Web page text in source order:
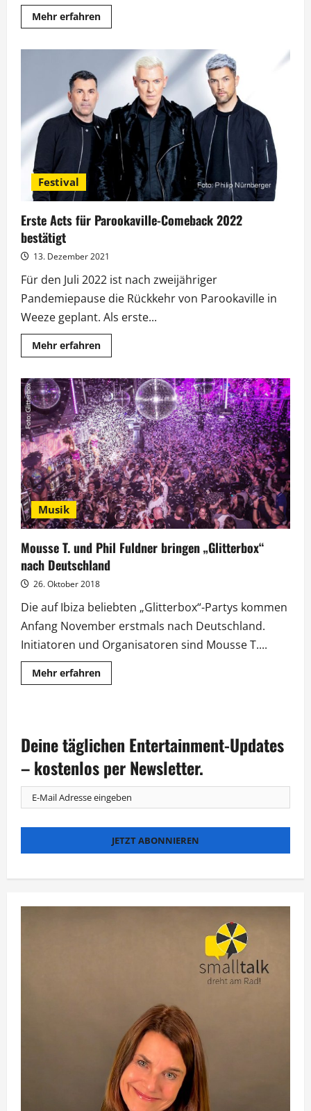
Mehr erfahrenMehr
Informationen
Garvey
moderiert
„New
Pop
Special“
Festival
Erste Acts für Parookaville-Comeback 2022
bestätigt
13. Dezember 2021
Für den Juli 2022 ist nach zweijähriger
Pandemiepause die Rückkehr von Parookaville in
Weeze geplant. Als erste...
Mehr erfahrenMehr
Informationen
Acts
für
Parookaville-
Comeback
2022
bestätigt
Musik
Mousse T. und Phil Fuldner bringen „Glitterbox“
nach Deutschland
26. Oktober 2018
Die auf Ibiza beliebten „Glitterbox“-Partys kommen
Anfang November erstmals nach Deutschland.
Initiatoren und Organisatoren sind Mousse T....
Mehr erfahrenMehr
Informationen
Fuldner
bringen
„Glitterbox“
nach
Deutschland
Deine täglichen Entertainment-Updates
– kostenlos per Newsletter.